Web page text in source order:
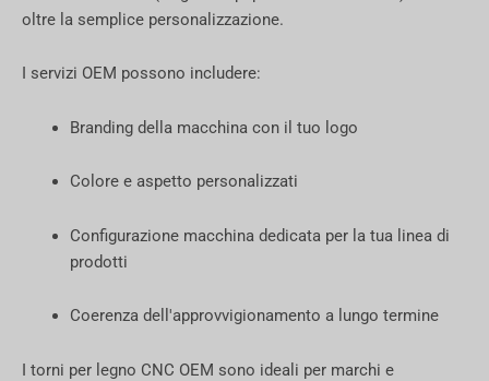
oltre la semplice personalizzazione.
I servizi OEM possono includere:
Branding della macchina con il tuo logo
Colore e aspetto personalizzati
Configurazione macchina dedicata per la tua linea di
prodotti
Coerenza dell'approvvigionamento a lungo termine
I torni per legno CNC OEM sono ideali per marchi e